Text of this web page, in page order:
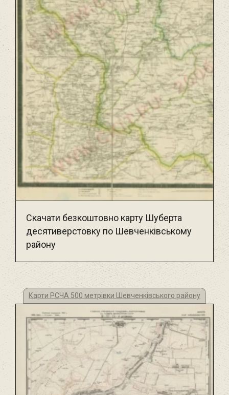
Скачати безкоштовно карту Шуберта
десятиверстовку по Шевченківському
району
Карти РСЧА 500 метрівки Шевченківського району